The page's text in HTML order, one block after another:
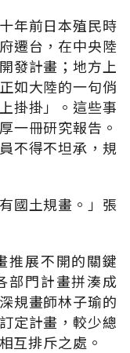
年前日本殖民時
遷台，在中央陸
發計畫；地方上
如大陸的一句俏
掛掛」。這些事
一冊研究報告。
不得不坦承，規
國土規畫。」張
推展不開的關鍵
部門計畫拼湊成
規畫師林子瑜的
定計畫，較少總
互排斥之處。